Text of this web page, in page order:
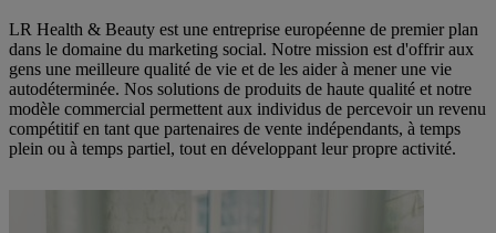
LR Health & Beauty est une entreprise européenne de premier plan
dans le domaine du marketing social. Notre mission est d'offrir aux
gens une meilleure qualité de vie et de les aider à mener une vie
autodéterminée. Nos solutions de produits de haute qualité et notre
modèle commercial permettent aux individus de percevoir un revenu
compétitif en tant que partenaires de vente indépendants, à temps
plein ou à temps partiel, tout en développant leur propre activité.